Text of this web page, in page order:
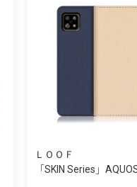
ＬＯＯＦ
「SKIN Series」